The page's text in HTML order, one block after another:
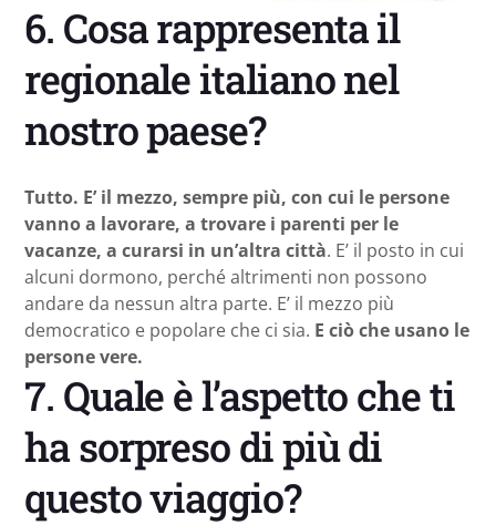
6. Cosa rappresenta il
regionale italiano nel
nostro paese?
Tutto. E’ il mezzo, sempre più, con cui le persone
vanno a lavorare, a trovare i parenti per le
vacanze, a curarsi in un’altra città. E’ il posto in cui
alcuni dormono, perché altrimenti non possono
andare da nessun altra parte. E’ il mezzo più
democratico e popolare che ci sia. E ciò che usano le
persone vere.
7. Quale è l’aspetto che ti
ha sorpreso di più di
questo viaggio?